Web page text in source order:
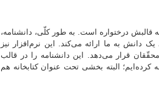
قالبش درختواره است. به طور کلّی، دانشنامه،
به ما ارائه می‌کند. این نرم‌افزار نیز
قرار می‌دهد. این دانشنامه را در قالب
البته بخشی تحت عنوان کتابخانه هم